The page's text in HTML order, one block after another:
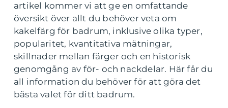
artikel kommer vi att ge en omfattande
översikt över allt du behöver veta om
kakelfärg för badrum, inklusive olika typer,
popularitet, kvantitativa mätningar,
skillnader mellan färger och en historisk
genomgång av för- och nackdelar. Här får du
all information du behöver för att göra det
bästa valet för ditt badrum.